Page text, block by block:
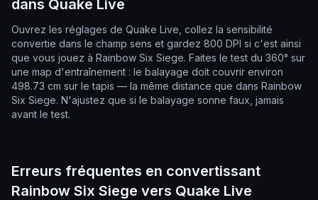
dans Quake Live
Ouvrez les réglages de Quake Live, collez la sensibilité
convertie dans le champ sens et gardez 800 DPI si c'est ainsi
que vous jouez à Rainbow Six Siege. Faites le test du 360° sur
une map d'entraînement : le balayage doit couvrir environ
498.73 cm sur le tapis — la même distance que dans Rainbow
Six Siege. N'ajustez que si le balayage sonne faux, jamais
avant le test.
Erreurs fréquentes en convertissant
Rainbow Six Siege vers Quake Live